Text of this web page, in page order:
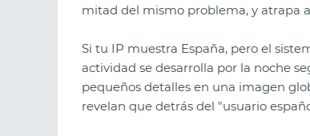
mitad del mismo problema, y atrapa
Si tu IP muestra España, pero el
actividad se desarrolla por la noche
pequeños detalles en una imagen
revelan que detrás del "usuario